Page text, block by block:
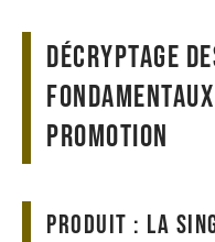
Décryptage
promotion
Produit : la